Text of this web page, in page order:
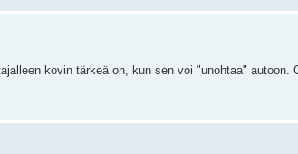
kovin tärkeä on, kun sen voi "unohtaa" autoon.